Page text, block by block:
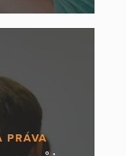
PRÁVA